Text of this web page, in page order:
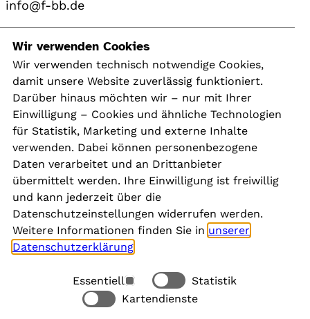
info@f-bb.de
Navigation
Kontakt
Presse
Aktuelles
Karriere
Newsletter
Social Media
Rechtliches
Wir verwenden Cookies
Wir verwenden technisch notwendige Cookies,
damit unsere Website zuverlässig funktioniert.
Darüber hinaus möchten wir – nur mit Ihrer
Einwilligung – Cookies und ähnliche Technologien
für Statistik, Marketing und externe Inhalte
verwenden. Dabei können personenbezogene
Daten verarbeitet und an Drittanbieter
übermittelt werden. Ihre Einwilligung ist freiwillig
und kann jederzeit über die
Datenschutzeinstellungen widerrufen werden.
Weitere Informationen finden Sie in unserer
Datenschutzerklärung
Essentiell
Statistik
Kartendienste